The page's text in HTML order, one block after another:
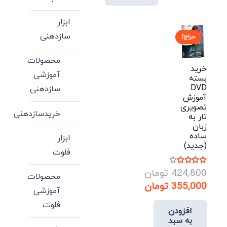
انواع
مختلفی
می
باشد.
گزینه
ها
ممکن
است
در
صفحه
محصول
انتخاب
شوند
حراج!
خرید
بسته
DVD
آموزش
تصویری
تار به
زبان
ساده
(جدید)
نمره 4.00 از 5 424,800 تومان
قیمت
اصلی:
424,800 تومان
355,000 تومان
قیمت
فعلی:افزودن
به سبد
ابزار
سازدهنی
محصولات
آموزشی
سازدهنی
خریدسازدهنی
ابزار
فلوت
محصولات
آموزشی
فلوت